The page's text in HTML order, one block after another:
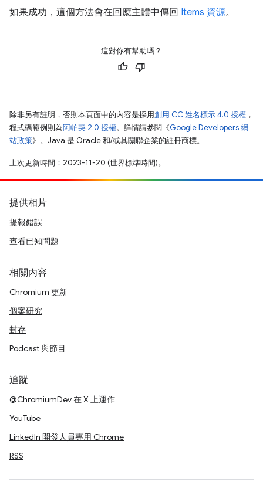
如果成功，這個方法會在回應主體中傳回 Items 資源。
這對你有幫助嗎？
除非另有註明，否則本頁面中的內容是採用創用 CC 姓名標示 4.0 授權 ，
程式碼範例則為阿帕契 2.0 授權。詳情請參閱《Google Developers 網
站政策》。Java 是 Oracle 和/或其關聯企業的註冊商標。
上次更新時間：2023-11-20 (世界標準時間)。
提供相片
提報錯誤
查看已知問題
相關內容
Chromium 更新
個案研究
封存
Podcast 與節目
追蹤
@ChromiumDev 在 X 上運作
YouTube
LinkedIn 開發人員專用 Chrome
RSS